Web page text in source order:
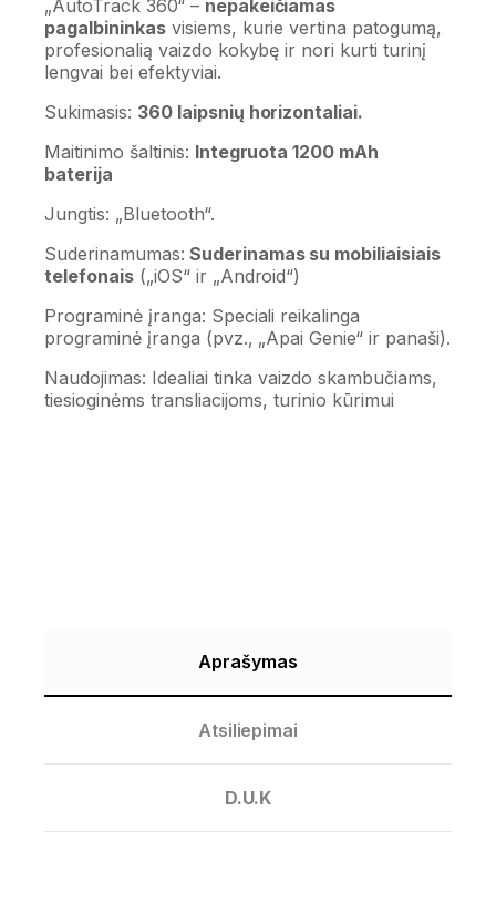
„AutoTrack 360“ – nepakeičiamas
pagalbininkasvisiems, kurie vertina patogumą,
profesionalią vaizdo kokybę ir nori kurti turinį
lengvai bei efektyviai.
Sukimasis: 360 laipsnių horizontaliai.
Maitinimo šaltinis: Integruota 1200 mAh
baterija
Jungtis: „Bluetooth“.
Suderinamumas: Suderinamas su mobiliaisiais
telefonais(„iOS“ ir „Android“)
Programinė įranga: Speciali reikalinga
programinė įranga (pvz., „Apai Genie“ ir panaši).
Naudojimas: Idealiai tinka vaizdo skambučiams,
tiesioginėms transliacijoms, turinio kūrimui
Aprašymas
Atsiliepimai
D.U.K